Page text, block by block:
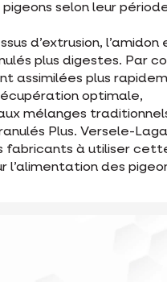
selon leur
d’extrusion, l’amidon
plus digestes. Par
assimilées plus
optimale,
mélanges
Plus. Versele-
fabricants à utiliser
l’alimentation des